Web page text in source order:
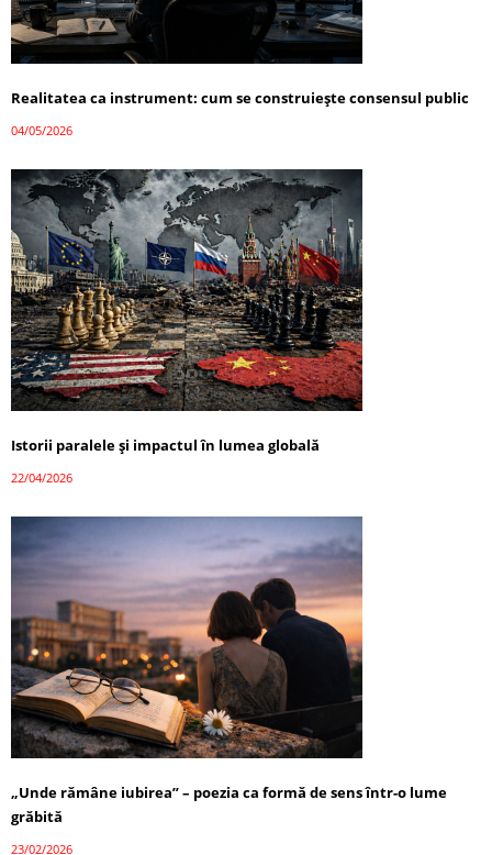
Realitatea ca instrument: cum se construiește consensul public
04/05/2026
Istorii paralele și impactul în lumea globală
22/04/2026
„Unde rămâne iubirea” – poezia ca formă de sens într-o lume
grăbită
23/02/2026